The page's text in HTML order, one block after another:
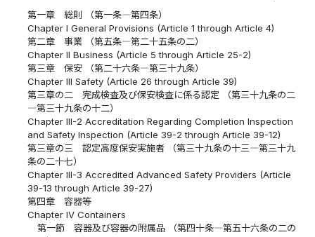
第一章 総則 （第一条―第四条）
Chapter I General Provisions (Article 1 through Article 4)
第二章 事業 （第五条―第二十五条の二）
Chapter II Business (Article 5 through Article 25-2)
第三章 保安 （第二十六条―第三十九条）
Chapter III Safety (Article 26 through Article 39)
第三章の二 完成検査及び保安検査に係る認定 （第三十九条の二
―第三十九条の十二）
Chapter III-2 Accreditation Regarding Completion Inspection
and Safety Inspection (Article 39-2 through Article 39-12)
第三章の三 認定高度保安実施者 （第三十九条の十三―第三十九
条の二十七）
Chapter III-3 Accredited Advanced Safety Providers (Article
39-13 through Article 39-27)
第四章 容器等
Chapter IV Containers
第一節 容器及び容器の附属品 （第四十条―第五十六条の二の